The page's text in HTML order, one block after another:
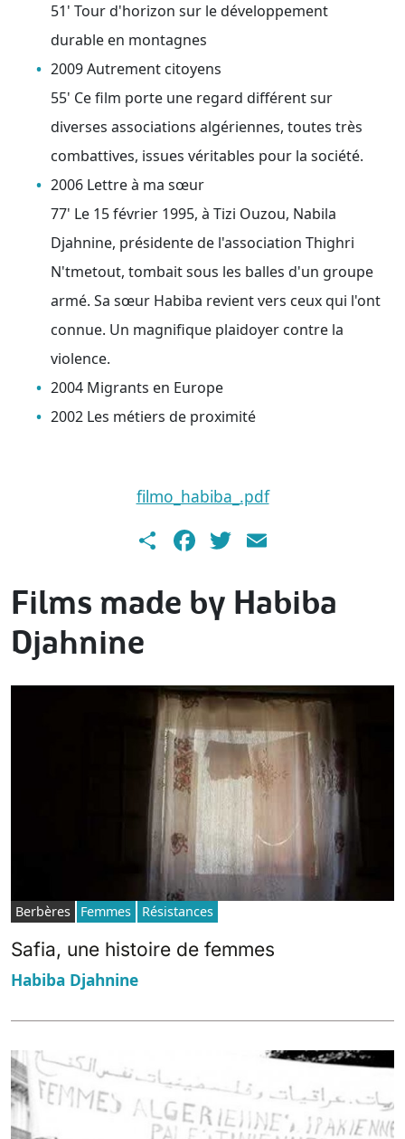
51' Tour d'horizon sur le développement
durable en montagnes
2009 Autrement citoyens
55' Ce film porte une regard différent sur
diverses associations algériennes, toutes très
combattives, issues véritables pour la société.
2006 Lettre à ma sœur
77' Le 15 février 1995, à Tizi Ouzou, Nabila
Djahnine, présidente de l'association Thighri
N'tmetout, tombait sous les balles d'un groupe
armé. Sa sœur Habiba revient vers ceux qui l'ont
connue. Un magnifique plaidoyer contre la
violence.
2004 Migrants en Europe
2002 Les métiers de proximité
filmo_habiba_.pdf
ShareFacebook
Twitter
Films made by Habiba
Djahnine
Berbères Femmes Résistances
Safia, une histoire de femmes
Habiba Djahnine